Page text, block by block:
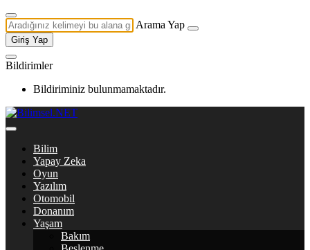
Arama Yap
Giriş Yap
Bildirimler
Bildiriminiz bulunmamaktadır.
Bilim
Yapay Zeka
Oyun
Yazılım
Otomobil
Donanım
Yaşam
Bakım